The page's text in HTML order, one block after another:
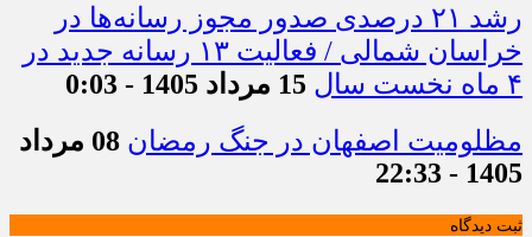
رشد ۲۱ درصدی صدور مجوز رسانه‌ها در
خراسان شمالی / فعالیت ۱۳ رسانه جدید در
۴ ماه نخست سال
15 مرداد 1405 - 0:03
مظلومیت اصفهان در جنگ رمضان
08 مرداد
1405 - 22:33
ثبت دیدگاه